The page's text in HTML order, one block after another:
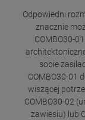
Odpowiedni
znacznie
COMBO30-
sobie
COMBO30-01
wiszącej
COMBO30-02
zawiesiu) lub